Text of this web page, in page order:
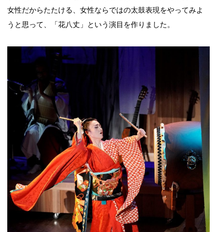
女性だからたたける、女性ならではの太鼓表現をやってみよ
うと思って、「花八丈」という演目を作りました。